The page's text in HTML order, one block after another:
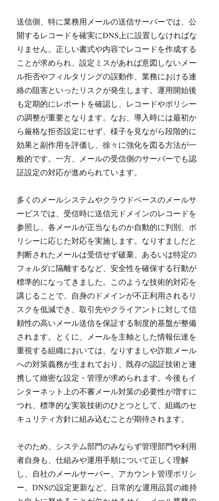
送信側、特に業務用メールの送信サーバーでは、公
開するレコードを確実にDNS上に設置しなければな
りません。正しい書式や内容でレコードを作成する
ことが求められ、設定ミスがあれば意図しないメー
ル拒否やフィルタリングの誤動作、業務における連
絡の阻害といったリスクが発生します。運用開始後
も定期的にレポートを確認し、レコードやポリシー
の調整が重要となります。なお、導入時には最初か
ら厳格な拒否設定にせず、様子を見ながら段階的に
効果と副作用を評価し、徐々に強化を図る方法が一
般的です。一方、メールの受信側のサーバーでも認
証設定の対応が進められています。
多くのメールシステムやクラウドベースのメールサ
ービスでは、受信時に送信元ドメインのレコードを
参照し、各メールが正当なものか自動的に判別、ポ
リシーに応じた対応を実施します。なりすましだと
判断されたメールは受信せず破棄、あるいは特定の
フォルダに隔離するなど、安全性を確保する行動が
標準的になってきました。このような技術的対応を
講じることで、自身のドメインが不正利用されるリ
スクを低減でき、取引先やクライアントに対して信
頼性の高いメール送信を保証する制度的基盤が整備
されます。とくに、メールを主軸とした情報伝達を
重視する組織においては、なりすましや詐欺メール
への対策義務が生まれており、既存の認証技術と連
携して緻密な設定・管理が求められます。今後もイ
ンターネット上の不審メール対策の必要性が増すに
つれ、標準的な実装技術のひとつとして、組織のセ
キュリティ方針に組み込むことが期待されます。
そのため、システム部門のみならず管理部門や利用
者自身も、仕組みや運用手順について正しく理解
し、自社のメールサーバー、アカウント管理ポリシ
ー、DNSの設定更新など、日常的な運用品質の維持